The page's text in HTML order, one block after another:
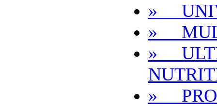
»
»
»
»